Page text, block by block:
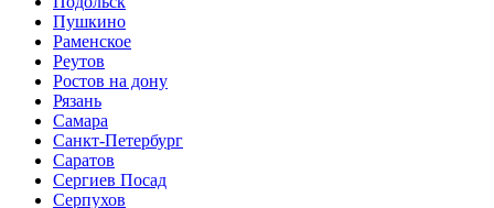
Пушкино
Раменское
Реутов
Ростов на дону
Рязань
Самара
Санкт-Петербург
Саратов
Сергиев Посад
Серпухов